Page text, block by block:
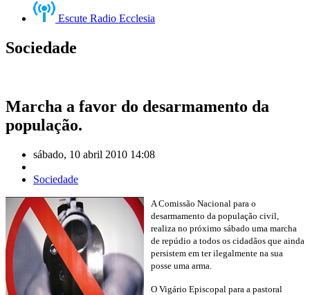
Escute Radio Ecclesia
Sociedade
Marcha a favor do desarmamento da
população.
sábado, 10 abril 2010 14:08
Sociedade
A Comissão Nacional para o
desarmamento da população civil,
realiza no próximo sábado uma marcha
de repúdio a todos os cidadãos que ainda
persistem em ter ilegalmente na sua
posse uma arma.
O Vigário Episcopal para a pastoral